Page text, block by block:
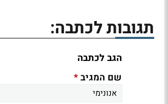
תגובות לכתבה:
הגב לכתבה
שם המגיב*